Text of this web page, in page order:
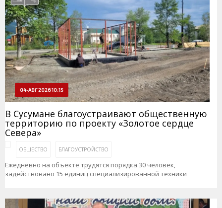
04-АВГ 2026 10:15
В Сусумане благоустраивают общественную
территорию по проекту «Золотое сердце
Севера»
ОБЩЕСТВО БЛАГОУСТРОЙСТВО
Ежедневно на объекте трудятся порядка 30 человек,
задействовано 15 единиц специализированной техники